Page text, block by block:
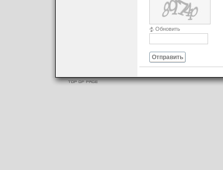
Обновить
Отправить